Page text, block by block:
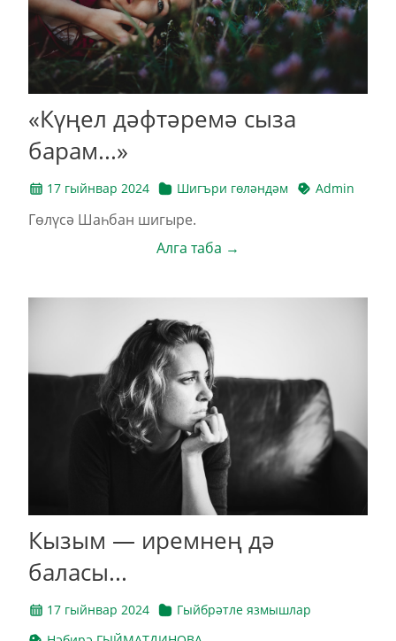
«Күңел дәфтәремә сыза
барам...»
17 гыйнвар 2024 Шигъри гөләндәм Admin
Гөлүсә Шаһбан шигыре.
Алга таба →
Кызым — иремнең дә
баласы...
17 гыйнвар 2024
Гыйбрәтле язмышлар